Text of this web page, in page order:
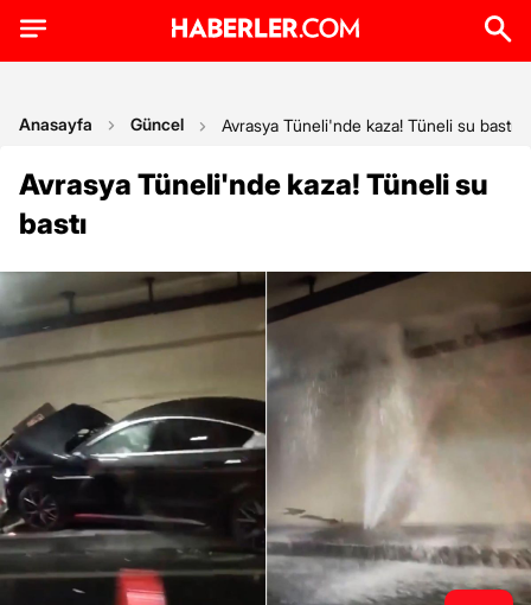
Anasayfa Güncel Avrasya Tüneli'nde kaza! Tüneli su bastı
Avrasya Tüneli'nde kaza! Tüneli su
bastı